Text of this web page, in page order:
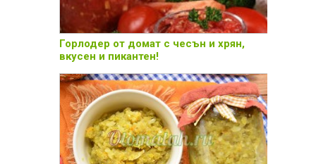
Горлодер от домат с чесън и хрян,
вкусен и пикантен!